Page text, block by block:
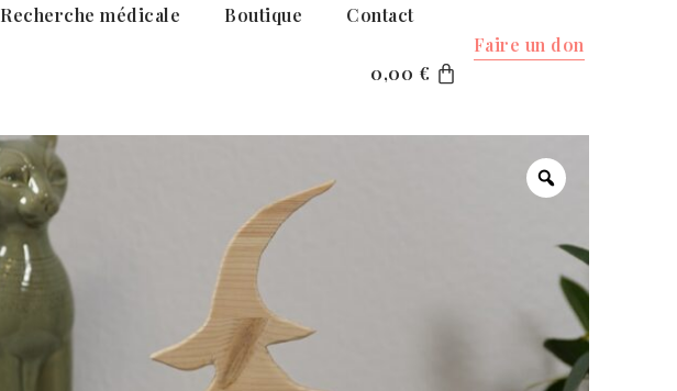
Recherche médicale Boutique
Contact
0,00 €
Faire un don